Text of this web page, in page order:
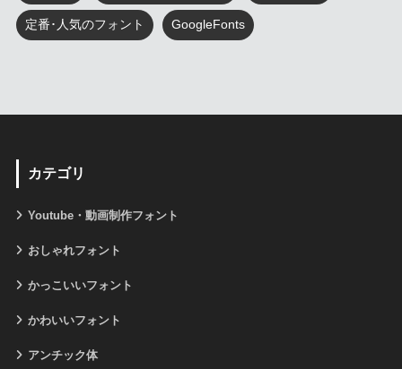
定番･人気のフォント GoogleFonts
カテゴリ
Youtube・動画制作フォント
おしゃれフォント
かっこいいフォント
かわいいフォント
アンチック体